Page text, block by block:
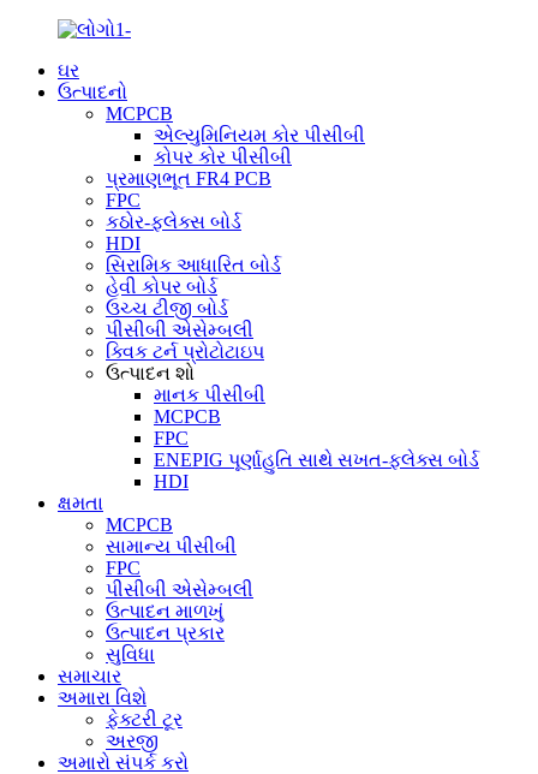
ઘર
ઉત્પાદનો
MCPCB
એલ્યુમિનિયમ કોર પીસીબી
કોપર કોર પીસીબી
પ્રમાણભૂત FR4 PCB
FPC
કઠોર-ફ્લેક્સ બોર્ડ
HDI
સિરામિક આધારિત બોર્ડ
હેવી કોપર બોર્ડ
ઉચ્ચ ટીજી બોર્ડ
પીસીબી એસેમ્બલી
ક્વિક ટર્ન પ્રોટોટાઇપ
ઉત્પાદન શો
માનક પીસીબી
MCPCB
FPC
ENEPIG પૂર્ણાહુતિ સાથે સખત-ફ્લેક્સ બોર્ડ
HDI
ક્ષમતા
MCPCB
સામાન્ય પીસીબી
FPC
પીસીબી એસેમ્બલી
ઉત્પાદન માળખું
ઉત્પાદન પ્રકાર
સુવિધા
સમાચાર
અમારા વિશે
ફેક્ટરી ટૂર
અરજી
અમારો સંપર્ક કરો